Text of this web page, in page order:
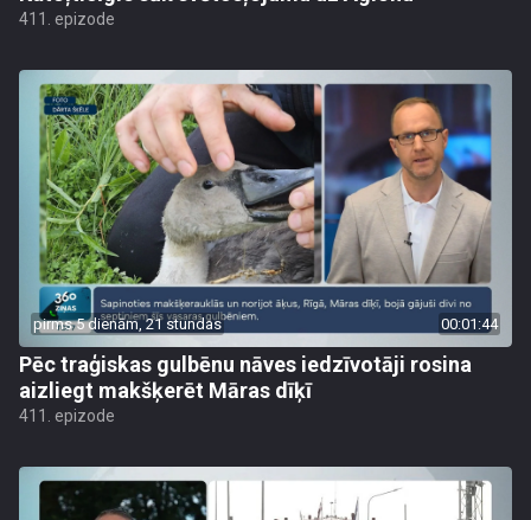
411. epizode
pirms 5 dienām, 21 stundas 00:01:44
Pēc traģiskas gulbēnu nāves iedzīvotāji rosina
aizliegt makšķerēt Māras dīķī
411. epizode